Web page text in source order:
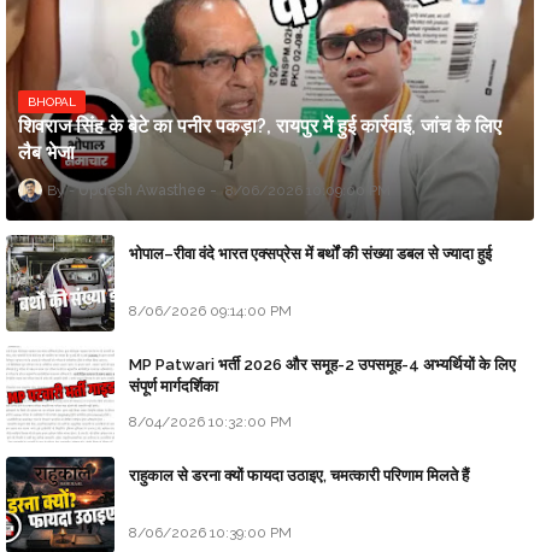
BHOPAL
शिवराज सिंह के बेटे का पनीर पकड़ा?, रायपुर में हुई कार्रवाई, जांच के लिए
लैब भेजा
Updesh Awasthee 8/06/2026 10:09:00 PM
भोपाल–रीवा वंदे भारत एक्सप्रेस में बर्थों की संख्या डबल से ज्यादा हुई
8/06/2026 09:14:00 PM
MP Patwari भर्ती 2026 और समूह-2 उपसमूह-4 अभ्यर्थियों के लिए
संपूर्ण मार्गदर्शिका
8/04/2026 10:32:00 PM
राहुकाल से डरना क्यों फायदा उठाइए, चमत्कारी परिणाम मिलते हैं
8/06/2026 10:39:00 PM